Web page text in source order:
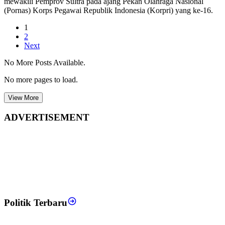
(Pornas) Korps Pegawai Republik Indonesia (Korpri) yang ke-16.
1
2
Next
No More Posts Available.
No more pages to load.
View More
ADVERTISEMENT
Politik Terbaru